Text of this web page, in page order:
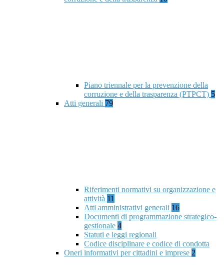
Piano triennale per la prevenzione della
corruzione e della trasparenza (PTPCT) 5
Atti generali 79
Riferimenti normativi su organizzazione e
attività 11
Atti amministrativi generali 16
Documenti di programmazione strategico-
gestionale 4
Statuti e leggi regionali
Codice disciplinare e codice di condotta
Oneri informativi per cittadini e imprese 2